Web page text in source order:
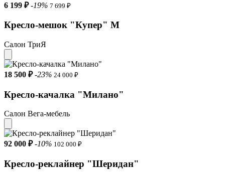
6 199 ₽ -19% 7 699 ₽
Кресло-мешок "Купер" М
Салон ТриЯ
18 500 ₽ -23% 24 000 ₽
Кресло-качалка "Милано"
Салон Вега-мебель
92 000 ₽ -10% 102 000 ₽
Кресло-реклайнер "Шеридан"